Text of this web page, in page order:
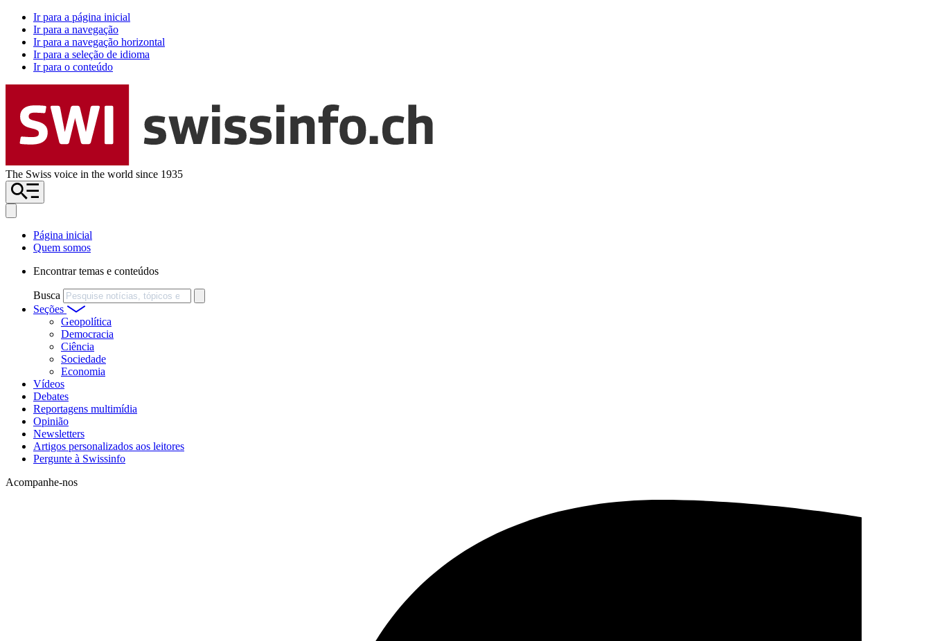
Ir para a página inicial
Ir para a navegação
Ir para a navegação horizontal
Ir para a seleção de idioma
Ir para o conteúdo
The Swiss voice in the world since 1935
Página inicial
Quem somos
Encontrar temas e conteúdos
Busca
Seções
Geopolítica
Democracia
Ciência
Sociedade
Economia
Vídeos
Debates
Reportagens multimídia
Opinião
Newsletters
Artigos personalizados aos leitores
Pergunte à Swissinfo
Acompanhe-nos